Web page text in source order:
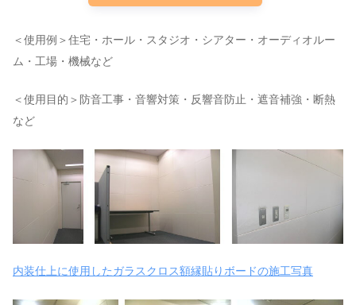
＜使用例＞住宅・ホール・スタジオ・シアター・オーディオルー
ム・工場・機械など
＜使用目的＞防音工事・音響対策・反響音防止・遮音補強・断熱
など
内装仕上に使用したガラスクロス額縁貼りボードの施工写真